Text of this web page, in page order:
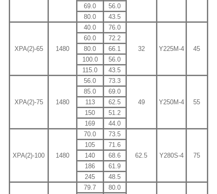
69.0
56.0
80.0
43.5
XPA(2)-65 1480
40.0 76.0
32 Y225M-4 45
60.0
72.2
80.0
66.1
100.0
56.0
115.0
43.5
XPA(2)-75 1480
56.0 73.3
49 Y250M-4 55
85.0
69.0
113
62.5
150
51.2
169
44.0
XPA(2)-100 1480
70.0 73.5
62.5 Y280S-4 75
105
71.6
140
68.6
186
61.9
245
48.5
79.7 80.0